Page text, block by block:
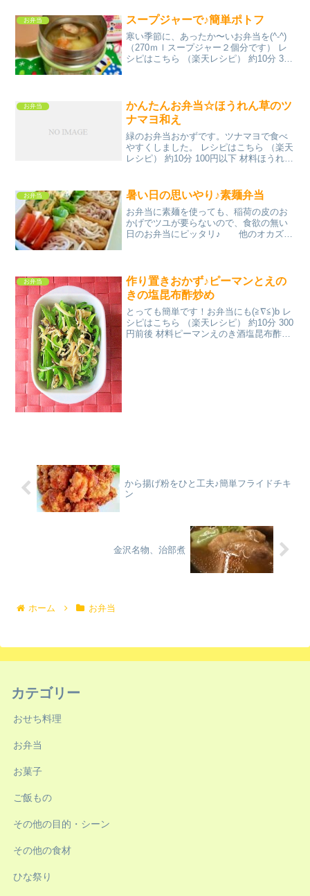
お弁当 スープジャーで♪簡単ポトフ
寒い季節に、あったか〜いお弁当を(^-^)
（270ｍｌスープジャー２個分です） レ
シピはこちら （楽天レシピ） 約10分 300
お弁当
かんたんお弁当☆ほうれん草のツ
ナマヨ和え
緑のお弁当おかずです。ツナマヨで食べ
やすくしました。 レシピはこちら （楽天
レシピ） 約10分 100円以下 材料ほうれん
お弁当 暑い日の思いやり♪素麺弁当
お弁当に素麺を使っても、稲荷の皮のお
かげでツユが要らないので、食欲の無い
日のお弁当にピッタリ♪ 他のオカズ
人前）ゆか...
お弁当
作り置きおかず♪ピーマンとえの
きの塩昆布酢炒め
とっても簡単です！お弁当にも(≧∇≦)b レ
シピはこちら （楽天レシピ） 約10分 300
円前後 材料ピーマンえのき酒塩昆布酢ご
から揚げ粉をひと工夫♪簡単フライドチキ
ン
金沢名物、治部煮
ホーム お弁当
カテゴリー
おせち料理
お弁当
お菓子
ご飯もの
その他の目的・シーン
その他の食材
ひな祭り